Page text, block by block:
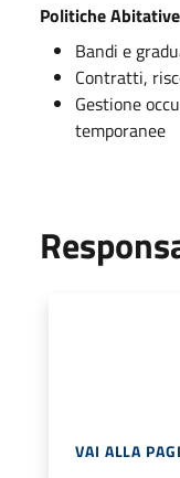
Politiche Abitative
Bandi e
Contratti,
Gestione
temporanee
VAI ALLA